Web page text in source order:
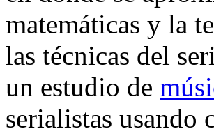
matemáticas y la
las técnicas del
un estudio de
serialistas usando